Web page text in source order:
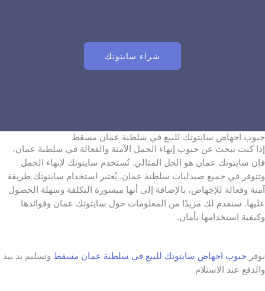
شراء سايتوتك
حبوب اجهاض سايتوتك للبيع في سلطنة عمان مسقط
إذا كنت تبحث عن حبوب إنهاء الحمل الآمنة والفعالة في سلطنة عمان،
فإن سايتوتك عمان هو الحل المثالي. تُستخدم سايتوتك لإنهاء الحمل
وتتوفر في جميع صيدليات سلطنة عمان. يُعتبر استخدام سايتوتك طريقة
آمنة وفعالة للإجهاض، بالإضافة إلى أنها ميسورة التكلفة وسهلة الحصول
عليها. سنقدم لك مزيدًا من المعلومات حول سايتوتك عمان وفوائدها
وكيفية استخدامها بأمان.
نوفر حبوب اجهاض سايتوتك للبيع في سلطنة عمان مسقط وتسليم يد بيد
والدفع عند الاستلام